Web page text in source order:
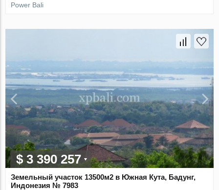
Power Bali
$ 3 390 257
Земельный участок 13500м2 в Южная Кута, Бадунг,
Индонезия № 7983